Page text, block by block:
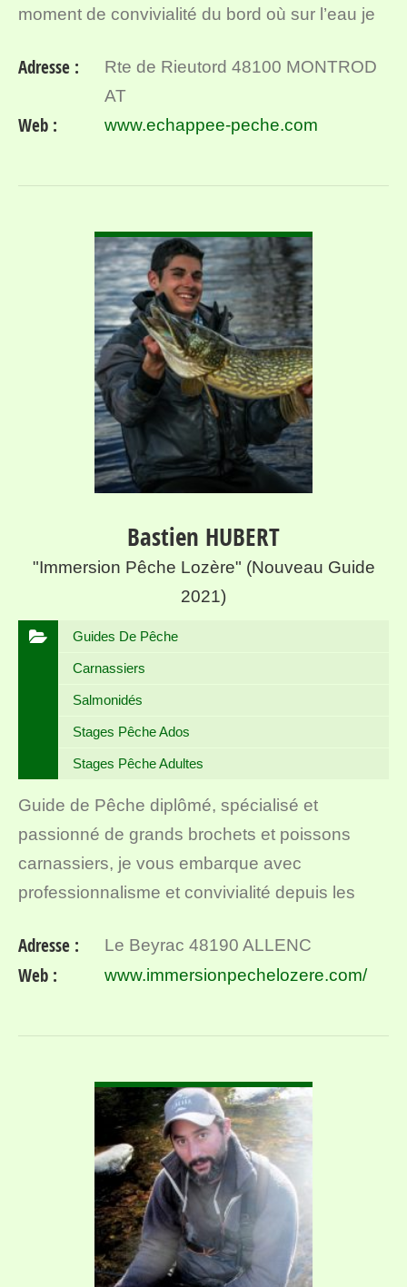
moment de convivialité du bord où sur l’eau je
chances de votre côté…
Adresse :
Rte de Rieutord 48100 MONTROD
AT
Web : www.echappee-peche.com
Bastien HUBERT
"Immersion Pêche Lozère" (nouveau Guide
2021)
Guides De Pêche
Carnassiers
Salmonidés
Stages Pêche Ados
Stages Pêche Adultes
Guide de Pêche diplômé, spécialisé et
passionné de grands brochets et poissons
carnassiers, je vous embarque avec
professionnalisme et convivialité depuis les
bateau, venez découvrir des pêches aux
leurres…
Adresse : Le Beyrac 48190 ALLENC
Web : www.immersionpechelozere.com/